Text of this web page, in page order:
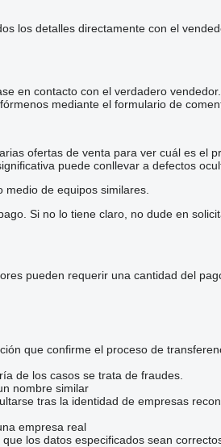
los detalles directamente con el
en contacto con el verdadero
mediante el formulario de
ofertas de venta para ver cuál es
puede conllevar a defectos
de equipos similares.
Si no lo tiene claro, no dude en
pueden requerir una cantidad del
que confirme el proceso de
de los casos se trata de fraudes.
nombre similar
tras la identidad de empresas
empresa real
los datos especificados sean